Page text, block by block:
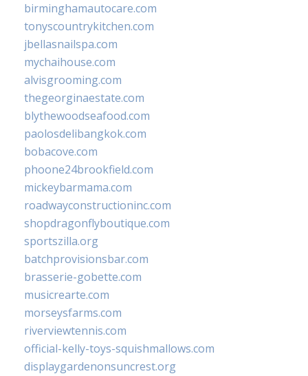
birminghamautocare.com
tonyscountrykitchen.com
jbellasnailspa.com
mychaihouse.com
alvisgrooming.com
thegeorginaestate.com
blythewoodseafood.com
paolosdelibangkok.com
bobacove.com
phoone24brookfield.com
mickeybarmama.com
roadwayconstructioninc.com
shopdragonflyboutique.com
sportszilla.org
batchprovisionsbar.com
brasserie-gobette.com
musicrearte.com
morseysfarms.com
riverviewtennis.com
official-kelly-toys-squishmallows.com
displaygardenonsuncrest.org